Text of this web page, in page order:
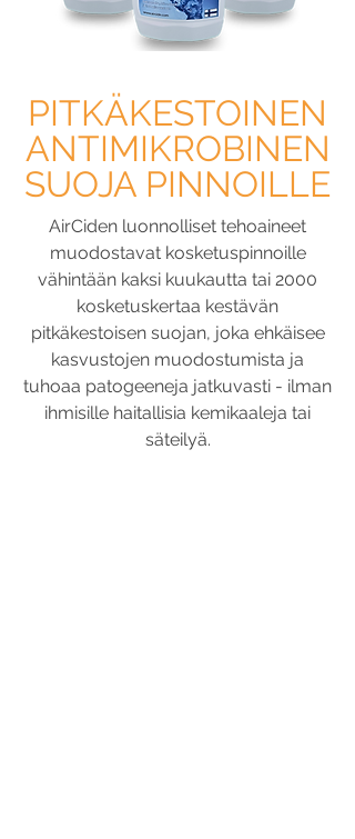
PITKÄKESTOINEN
ANTIMIKROBINEN
SUOJA PINNOILLE
AirCiden luonnolliset tehoaineet
muodostavat kosketuspinnoille
vähintään kaksi kuukautta tai 2000
kosketuskertaa kestävän
pitkäkestoisen suojan, joka ehkäisee
kasvustojen muodostumista ja
tuhoaa patogeeneja jatkuvasti - ilman
ihmisille haitallisia kemikaaleja tai
säteilyä.